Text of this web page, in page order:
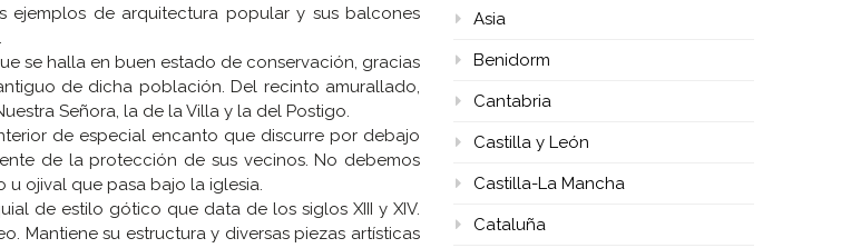
ejemplos de arquitectura popular y sus balcones
se halla en buen estado de conservación, gracias
de dicha población. Del recinto amurallado,
Señora, la de la Villa y la del Postigo.
de especial encanto que discurre por debajo
de la protección de sus vecinos. No debemos
ojival que pasa bajo la iglesia.
de estilo gótico que data de los siglos XIII y XIV.
Mantiene su estructura y diversas piezas artísticas
Asia
Benidorm
Cantabria
Castilla y León
Castilla-La Mancha
Cataluña